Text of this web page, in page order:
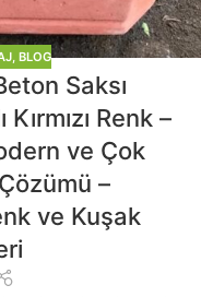
, BLOG
Saksı
Renk –
ve Çok
–
ve Kuşak